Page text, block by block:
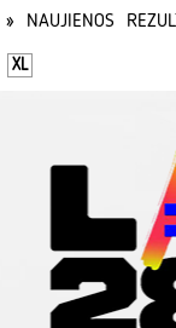
» NAUJIENOS
XL